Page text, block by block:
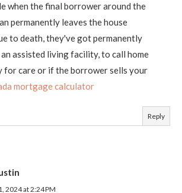
when the final borrower around the
permanently leaves the house
to death, they've got permanently
assisted living facility, to call home
for care or if the borrower sells your
mortgage calculator
Reply
2024 at 2:24 PM